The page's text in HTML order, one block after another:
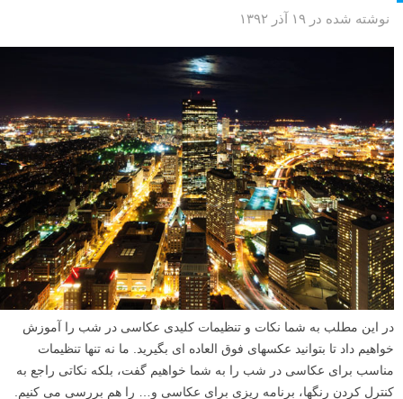
آب از جهات مختلفی مایه حیات است .در عکاسی میتوانیم آب را به طرق
مختلف نشان بدهیم. عکاسی از آب چه به صورت آب در حال حرکت یک
آبشار باشد، یا دریاچه ای آرام، و یا موج سواری که به سوی ساحل میرود،
موضوعی جالب برای عکاسی است. اگر به این موضوع علاقه مند هستید،
فنونی هستند که به موفقیت شما کمک میکنند.
ادامه مطلب
تنظیمات دوربین برای عکاسی در شب
نوشته شده در ۱۹ آذر ۱۳۹۲